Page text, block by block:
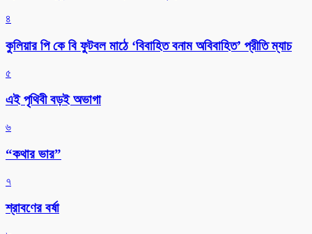
৪
কুলিয়ার পি কে বি ফুটবল মাঠে ‘বিবাহিত বনাম অবিবাহিত’ প্রীতি ম্যাচ
৫
এই পৃথিবী বড়ই অভাগা
৬
“কথার ভার”
৭
শ্রাবণের বর্ষা